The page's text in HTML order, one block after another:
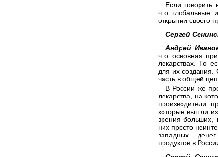
Если
что глобальные
открытии своего
Сергей
Андрей
что основная
лекарствах. То
для их создания.
часть в общей
В России же
лекарства, на
производители
которые вышли
зрения больших,
них просто
западных
продуктов в